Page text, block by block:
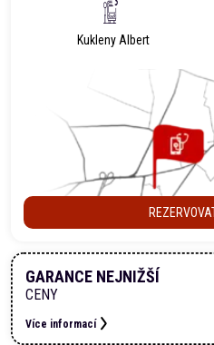
Kukleny Albert
GARANCE NEJNIŽŠÍ
CENY
Více informací